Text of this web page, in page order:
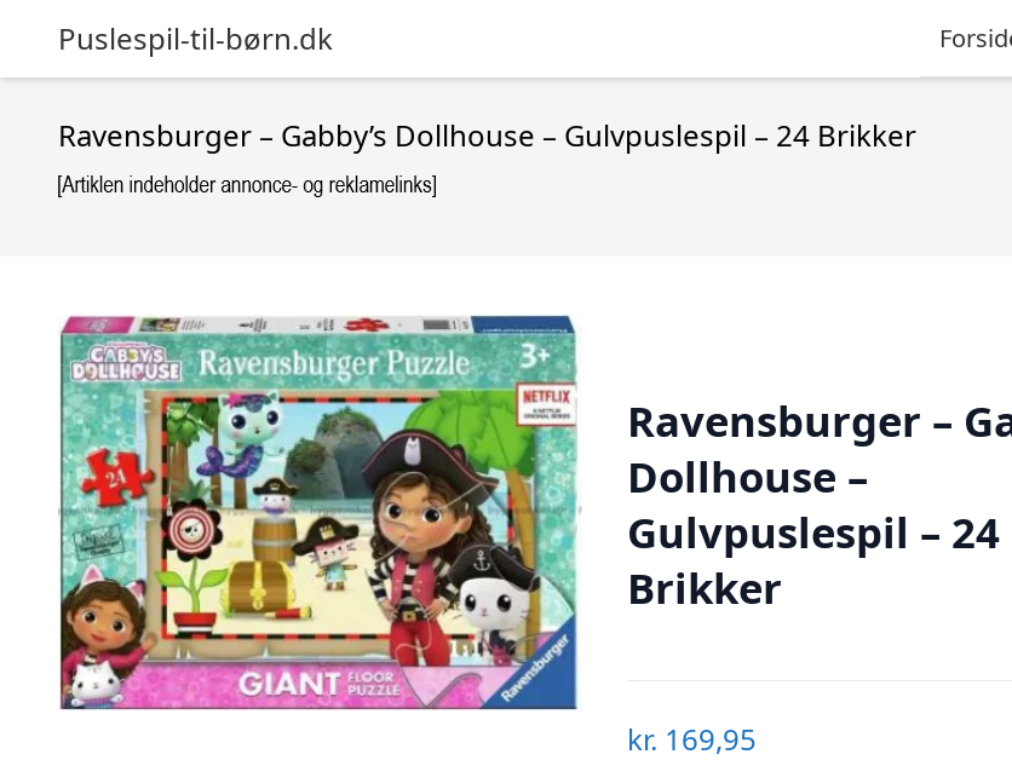
Puslespil-til-børn.dk
Ravensburger – Gabby’s Dollhouse – Gulvpuslespil – 24 Brikker
Ravensburger –
Dollhouse –
Gulvpuslespil – 24
Brikker
kr. 169,95